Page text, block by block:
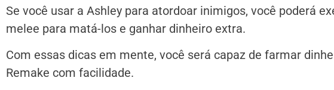
Se você usar a Ashley para atordoar inimigos, você poderá
melee para matá-los e ganhar dinheiro extra.
Com essas dicas em mente, você será capaz de farmar
Remake com facilidade.